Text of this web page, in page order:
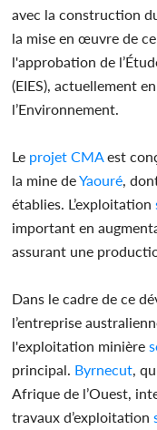
avec la construction
la mise en œuvre de ce
l'approbation de
(EIES), actuellement
l’Environnement.
Le projet CMAest
la mine deYaouré,
établies. L’exploitation
important en
assurant une
Dans le cadre de ce
l’entreprise
l'exploitation minière
principal. Byrnecut,
Afrique de l’Ouest,
travaux d’exploitation